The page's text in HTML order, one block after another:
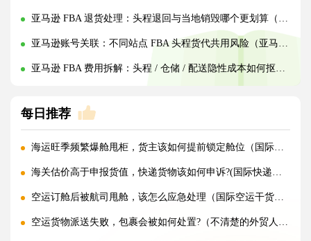
亚马逊 FBA 退货处理：头程退回与当地销毁哪个更划算（跨境电商卖家请注意）
亚马逊账号关联：不同站点 FBA 头程货代共用风险（亚马逊卖家请注意）
亚马逊 FBA 费用拆解：头程 / 仓储 / 配送隐性成本如何抠细节（亚马逊跨境电商卖家请注意）
每日推荐
海运旺季频繁爆舱甩柜，货主该如何提前锁定舱位（国际海运干货知识分享）
海关估价高于申报货值，快递货物该如何申诉?(国际快递干货知识分享)
空运订舱后被航司甩舱，该怎么应急处理（国际空运干货知识分享）
空运货物派送失败，包裹会被如何处置?（不清楚的外贸人看过来）